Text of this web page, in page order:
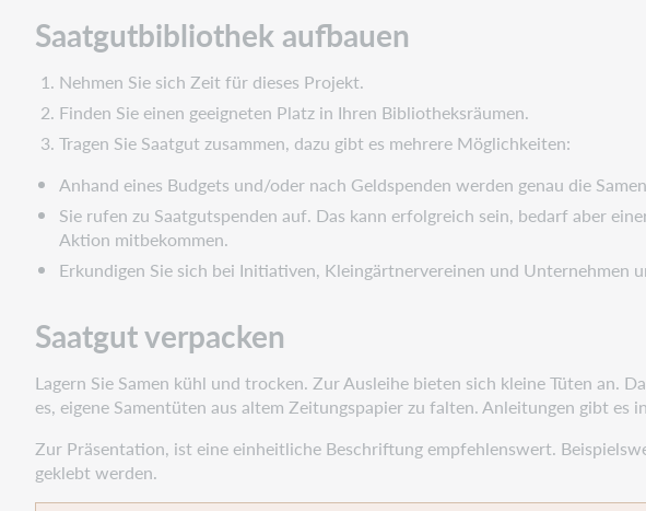
Saatgutbibliothek aufbauen
Nehmen Sie sich Zeit für dieses Projekt.
Finden Sie einen geeigneten Platz in Ihren Bibliotheksräumen.
Tragen Sie Saatgut zusammen, dazu gibt es mehrere Möglichkeiten:
Anhand eines Budgets und/oder nach Geldspenden werden genau die
Sie rufen zu Saatgutspenden auf. Das kann erfolgreich sein, bedarf aber
Aktion mitbekommen.
Erkundigen Sie sich bei Initiativen, Kleingärtnervereinen und Unternehmen
Saatgut verpacken
Lagern Sie Samen kühl und trocken. Zur Ausleihe bieten sich kleine Tüten an.
es, eigene Samentüten aus altem Zeitungspapier zu falten. Anleitungen gibt es
Zur Präsentation, ist eine einheitliche Beschriftung empfehlenswert.
geklebt werden.